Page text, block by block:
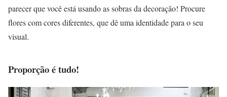
parecer que você está usando as sobras da decoração! Procure
flores com cores diferentes, que dê uma identidade para o seu
visual.
Proporção é tudo!